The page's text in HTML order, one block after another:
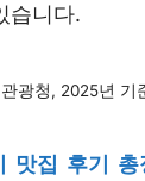
습니다.
광청, 2025년 기
맛집 후기